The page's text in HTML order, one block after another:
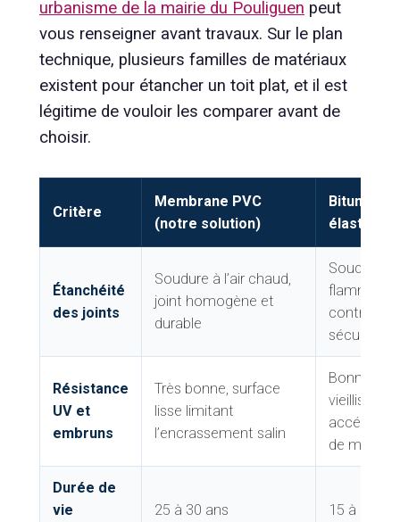
urbanisme de la mairie du Pouliguen peut
vous renseigner avant travaux. Sur le plan
technique, plusieurs familles de matériaux
existent pour étancher un toit plat, et il est
légitime de vouloir les comparer avant de
choisir.
Critère
Membrane PVC
(notre solution)
Bitume
Étanchéité
des joints
Soudure à l’air chaud,
joint homogène et
durable
Soudure à
flamme,
contrainte
sécurité
Résistance
UV et
embruns
Très bonne, surface
lisse limitant
l’encrassement salin
Bonne
accéléré
de mer
Durée de
vie
25 à 30 ans 15 à 20